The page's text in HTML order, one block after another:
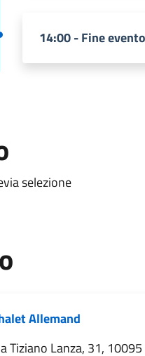
14:00 - Fine evento
selezione
Allemand
Tiziano Lanza, 31,